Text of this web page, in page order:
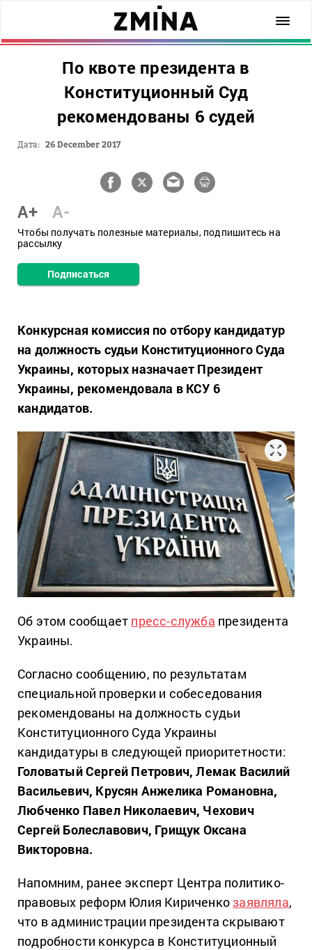
По квоте президента в
Конституционный Суд
рекомендованы 6 судей
Дата: 26 December 2017
A+ A-
Чтобы получать полезные материалы, подпишитесь на
рассылку
Подписаться
Конкурсная комиссия по отбору кандидатур
на должность судьи Конституционного Суда
Украины, которых назначает Президент
Украины, рекомендовала в КСУ 6
кандидатов.
Об этом сообщает пресс-служба президента
Украины.
Согласно сообщению, по результатам
специальной проверки и собеседования
рекомендованы на должность судьи
Конституционного Суда Украины
кандидатуры в следующей приоритетности:
Головатый Сергей Петрович, Лемак Василий
Васильевич, Крусян Анжелика Романовна,
Любченко Павел Николаевич, Чехович
Сергей Болеславович, Грищук Оксана
Викторовна.
Напомним, ранее эксперт Центра политико-
правовых реформ Юлия Кириченкозаявляла,
что в администрации президента скрывают
подробности конкурса в Конституционный